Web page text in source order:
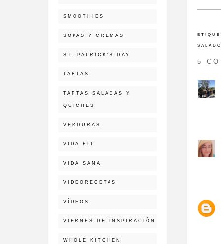
SALADO
5
SMOOTHIES
SOPAS Y CREMAS
ST. PATRICK'S DAY
TARTAS
TARTAS SALADAS Y
QUICHES
VERDURAS
VIDA FIT
VIDA SANA
VIDEORECETAS
VÍDEOS
VIERNES DE INSPIRACIÓN
WHOLE KITCHEN